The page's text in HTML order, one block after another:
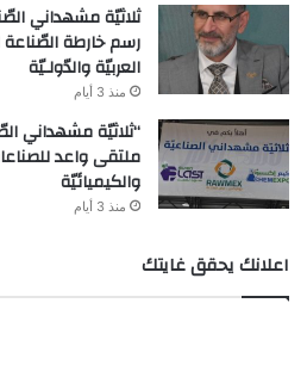
ثلاثيّة مشهداني
رسم خارطة الصّناعة
العربيّة والدّولـيّة
منذ 3 أيام
“ثلاثيّة مشهداني
ملتقى واعد
والكيميائيّة
منذ 3 أيام
اعلانك يحقق غايتك